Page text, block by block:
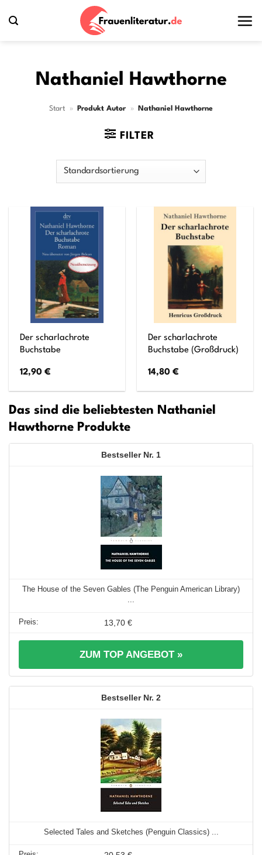
Inhalt
Nathaniel Hawthorne
Start » Produkt Autor » Nathaniel Hawthorne
FILTER
Der scharlachrote
Buchstabe
12,90€
Der scharlachrote
Buchstabe (Großdruck)
14,80€
Das sind die beliebtesten Nathaniel
Hawthorne Produkte
1
The House of the Seven Gables (The Penguin American Library)
13,70 €
ZUM TOP ANGEBOT »
2
Selected Tales and Sketches (Penguin Classics) ...